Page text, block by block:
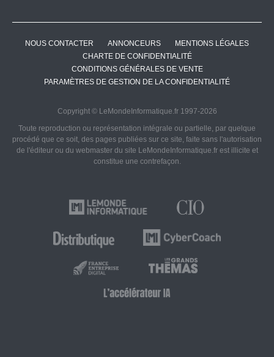
NOUS CONTACTER ANNONCEURS
MENTIONS LÉGALES
CHARTE DE CONFIDENTIALITÉ
CONDITIONS GÉNÉRALES DE VENTE
PARAMÈTRES DE GESTION DE LA CONFIDENTIALITÉ
Copyright © LeMondeInformatique.fr 1997-2026
Toute reproduction ou représentation intégrale ou partielle, par quelque
procédé que ce soit, des pages publiées sur ce site, faite sans l'autorisation
de l'éditeur ou du webmaster du site LeMondeInformatique.fr est illicite et
constitue une contrefaçon.